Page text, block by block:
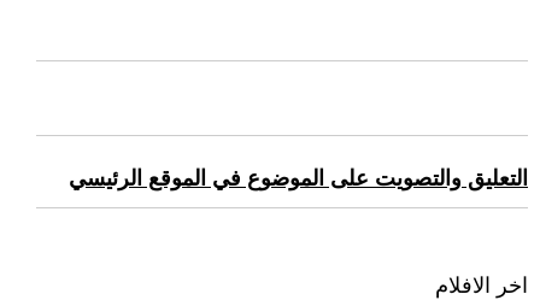
التعليق والتصويت على الموضوع في الموقع الرئيسي
اخر الافلام